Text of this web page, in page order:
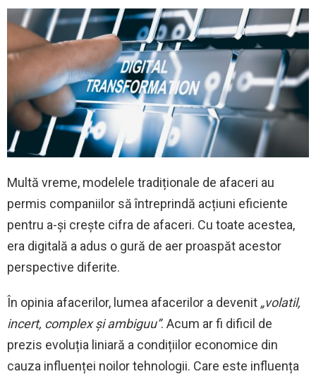
Multă vreme, modelele tradiționale de afaceri au
permis companiilor să întreprindă acțiuni eficiente
pentru a-și crește cifra de afaceri. Cu toate acestea,
era digitală a adus o gură de aer proaspăt acestor
perspective diferite.
În opinia afacerilor, lumea afacerilor a devenit „volatil,
incert, complex și ambiguu”. Acum ar fi dificil de
prezis evoluția liniară a condițiilor economice din
cauza influenței noilor tehnologii. Care este influența